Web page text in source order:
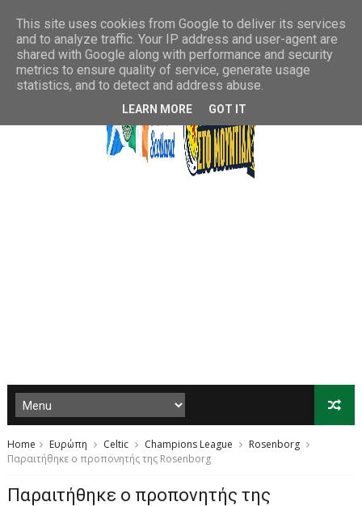
Home Ευρώπη Celtic Champions League
Rosenborg
Παραιτήθηκε ο προπονητής της Rosenborg
Παραιτήθηκε ο προπονητής της
This site uses cookies from Google to deliver its services
and to analyze traffic. Your IP address and user-agent are
shared with Google along with performance and security
metrics to ensure quality of service, generate usage
statistics, and to detect and address abuse.
LEARN MORE GOT IT